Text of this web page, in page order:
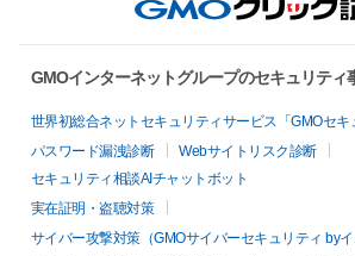
GMOインターネットグループのセキュリティ
世界初総合ネットセキュリティサービス「GMOセキ
パスワード漏洩診断
Webサイトリスク診断
セキュリティ相談AIチャットボット
実在証明・盗聴対策
サイバー攻撃対策（GMOサイバーセキュリティ byイ